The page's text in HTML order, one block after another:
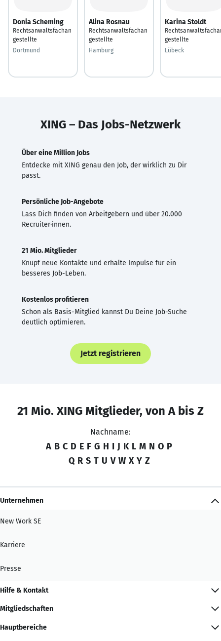
Donia Scheming
Rechtsanwaltsfachan
gestellte
Dortmund
Alina Rosnau
Rechtsanwaltsfachan
gestellte
Hamburg
Karina Stoldt
gestellte
Lübeck
XING – Das Jobs-Netzwerk
Über eine Million Jobs
Entdecke mit XING genau den Job, der wirklich zu Dir
passt.
Persönliche Job-Angebote
Lass Dich finden von Arbeitgebern und über 20.000
Recruiter·innen.
21 Mio. Mitglieder
Knüpf neue Kontakte und erhalte Impulse für ein
besseres Job-Leben.
Kostenlos profitieren
Schon als Basis-Mitglied kannst Du Deine Job-Suche
deutlich optimieren.
Jetzt registrieren
21 Mio. XING Mitglieder, von A bis Z
Nachname:
A B C D E F G H I J K L M N O P
Q R S T U V W X Y Z
Unternehmen
New Work SE
Karriere
Presse
Hilfe & Kontakt
Mitgliedschaften
Hauptbereiche